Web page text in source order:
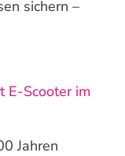
sichern –
E-Scooter im
Jahren